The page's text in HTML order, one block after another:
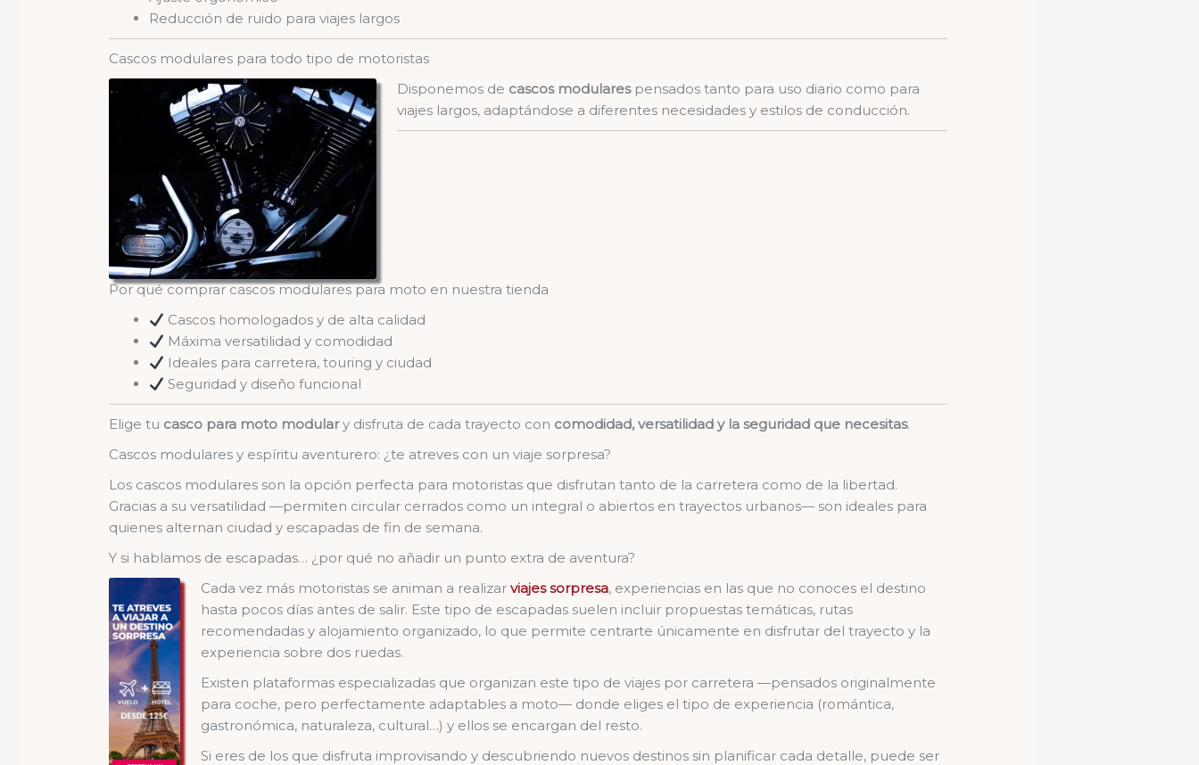
Reducción de ruido para viajes largos
Cascos modulares para todo tipo de motoristas
Disponemos de cascos modulares pensados tanto para uso diario como para
viajes largos, adaptándose a diferentes necesidades y estilos de conducción.
Por qué comprar cascos modulares para moto en nuestra tienda
Cascos homologados y de alta calidad
Máxima versatilidad y comodidad
Ideales para carretera, touring y ciudad
Seguridad y diseño funcional
Elige tu casco para moto modulary disfruta de cada trayecto con comodidad, versatilidad y la seguridad que necesitas.
Cascos modulares y espíritu aventurero: ¿te atreves con un viaje sorpresa?
Los cascos modulares son la opción perfecta para motoristas que disfrutan tanto de la carretera como de la libertad.
Gracias a su versatilidad —permiten circular cerrados como un integral o abiertos en trayectos urbanos— son ideales para
quienes alternan ciudad y escapadas de fin de semana.
Y si hablamos de escapadas… ¿por qué no añadir un punto extra de aventura?
Cada vez más motoristas se animan a realizar viajes sorpresa, experiencias en las que no conoces el destino
hasta pocos días antes de salir. Este tipo de escapadas suelen incluir propuestas temáticas, rutas
recomendadas y alojamiento organizado, lo que permite centrarte únicamente en disfrutar del trayecto y la
experiencia sobre dos ruedas.
Existen plataformas especializadas que organizan este tipo de viajes por carretera —pensados originalmente
para coche, pero perfectamente adaptables a moto— donde eliges el tipo de experiencia (romántica,
gastronómica, naturaleza, cultural…) y ellos se encargan del resto.
Si eres de los que disfruta improvisando y descubriendo nuevos destinos sin planificar cada detalle, puede ser